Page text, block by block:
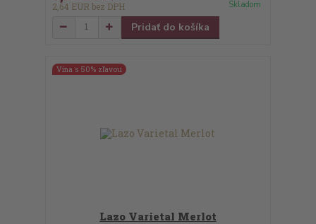
2,64 EUR bez DPH Skladom
Pridať do košíka
Vína s 50% zľavou
Lazo Varietal Merlot